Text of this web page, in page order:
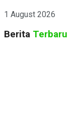
1 August 2026
Berita Terbaru